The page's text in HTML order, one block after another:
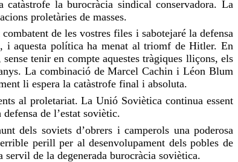
la burocràcia sindical conservadora. La
proletàries de masses.
de les vostres files i sabotejaré la defensa
i aquesta política ha menat al triomf de Hitler. En
tenir en compte aquestes tràgiques lliçons, els
La combinació de Marcel Cachin i Léon Blum
li espera la catàstrofe final i absoluta.
al proletariat. La Unió Soviètica continua essent
de l’estat soviètic.
dels soviets d’obrers i camperols una poderosa
perill per al desenvolupament dels pobles de
de la degenerada burocràcia soviètica.